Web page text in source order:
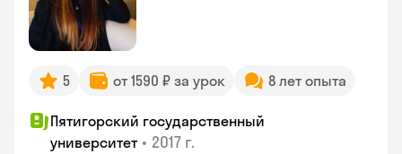
5 от 1590 ₽ за урок 8 лет опыта
Пятигорский государственный
университет • 2017 г.